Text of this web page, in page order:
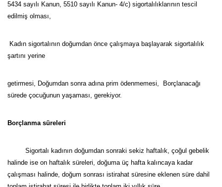
5434 sayılı Kanun, 5510 sayılı Kanun- 4/c) sigortalılıklarının tescil
edilmiş olması,
Kadın sigortalının doğumdan önce çalışmaya başlayarak sigortalılık
şartını yerine
getirmesi, Doğumdan sonra adına prim ödenmemesi, Borçlanacağı
sürede çocuğunun yaşaması, gerekiyor.
Borçlanma süreleri
Sigortalı kadının doğumdan sonraki sekiz haftalık, çoğul gebelik
halinde ise on haftalık süreleri, doğuma üç hafta kalıncaya kadar
çalışması halinde, doğum sonrası istirahat süresine eklenen süre dahil